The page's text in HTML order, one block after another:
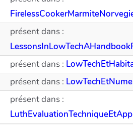
présent dans :
présent dans :
présent dans :
présent dans :